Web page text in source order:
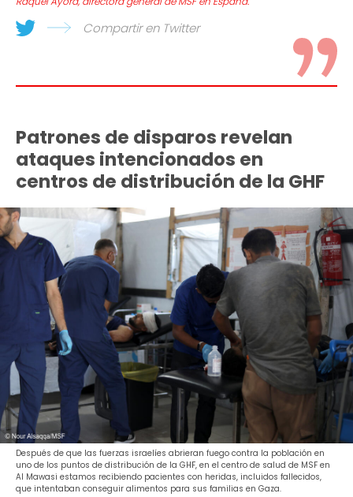
Compartir en Twitter
Patrones de disparos revelan
ataques intencionados en
centros de distribución de la GHF
Después de que las fuerzas israelíes abrieran fuego contra la población en
uno de los puntos de distribución de la GHF, en el centro de salud de MSF en
Al Mawasi estamos recibiendo pacientes con heridas, incluidos fallecidos,
que intentaban conseguir alimentos para sus familias en Gaza.